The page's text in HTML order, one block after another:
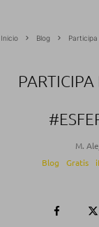
Inicio Blog
M.
Blog
Gratis